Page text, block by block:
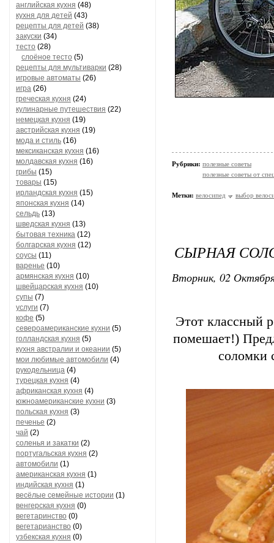
английская кухня (48)
кухня для детей (43)
рецепты для детей (38)
закуски (34)
тесто (28)
слоёное тесто (5)
рецепты для мультиварки (28)
игровые автоматы (26)
игра (26)
греческая кухня (24)
кулинарные путешествия (22)
немецкая кухня (19)
австрийская кухня (19)
мода и стиль (16)
мексиканская кухня (16)
молдавская кухня (16)
грибы (15)
товары (15)
ирландская кухня (15)
японская кухня (14)
сельдь (13)
шведская кухня (13)
бытовая техника (12)
болгарская кухня (12)
соусы (11)
варенье (10)
армянская кухня (10)
швейцарская кухня (10)
супы (7)
услуги (7)
кофе (5)
североамериканские кухни (5)
голландская кухня (5)
кухня австралии и океании (5)
мои любимые автомобили (4)
рукодельница (4)
турецкая кухня (4)
африканская кухня (4)
южноамериканские кухни (3)
польская кухня (3)
печенье (2)
чай (2)
соленья и закатки (2)
португальская кухня (2)
автомобили (1)
американская кухня (1)
индийская кухня (1)
весёлые семейные истории (1)
венгерская кухня (0)
вегетаринство (0)
вегетарианство (0)
узбекская кухня (0)
Рубрики: полезные советы
полезные советы от
Метки: велосипед выбор
СЫРНАЯ
Вторник, 02
Этот классный
помешает!)
соломки